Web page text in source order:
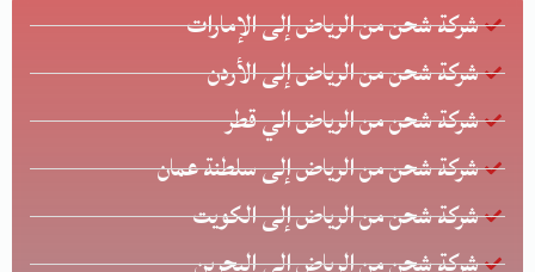
شركة شحن من الرياض إلى الإمارات
شركة شحن من الرياض إلى الأردن
شركة شحن من الرياض الي قطر
شركة شحن من الرياض إلى سلطنة عمان
شركة شحن من الرياض إلى الكويت